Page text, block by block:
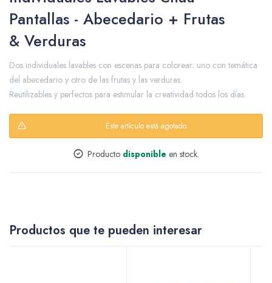
Pantallas - Abecedario + Frutas
& Verduras
Dos individuales lavables con escenas para colorear: uno con temática
del abecedario y otro de las frutas y las verduras.
Reutilizables y perfectos para estimular la creatividad todos los días.
Este artículo está agotado.
Producto disponible en stock.
Productos que te pueden interesar
Packing y Regalaría
Maquillaje
Perfumería